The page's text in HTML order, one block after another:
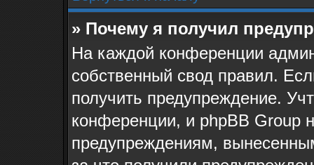
» Почему я получил
На каждой конференции
собственный свод правил.
получить предупреждение.
конференции, и phpBB Group
предупреждениям,